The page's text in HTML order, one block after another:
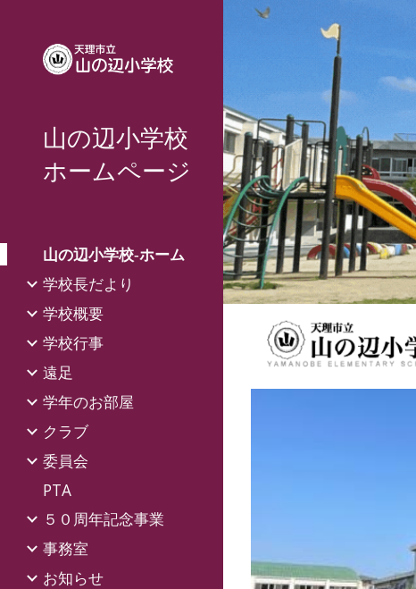
山の辺小学校
ホームページ
山の辺小学校‐ホーム
学校長だより
学校概要
学校行事
遠足
学年のお部屋
クラブ
委員会
PTA
５０周年記念事業
事務室
お知らせ